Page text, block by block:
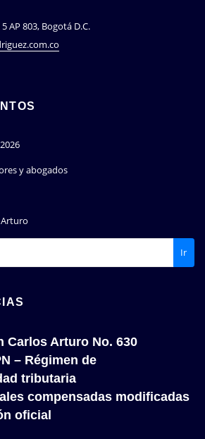
AP 803, Bogotá D.C.
y abogados
Ir
Carlos Arturo No. 630
– Régimen de
tributaria
compensadas modificadas
oficial